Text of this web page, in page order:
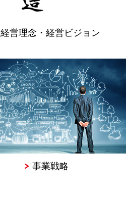
経営理念・経営ビジョン
事業戦略